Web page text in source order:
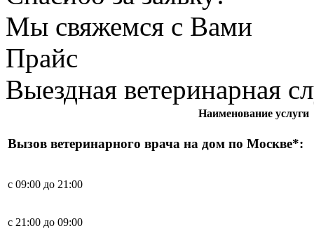
Мы свяжемся с Вами
Прайс
Выездная ветеринарная
Наименование услуги
Вызов ветеринарного врача на дом по Москве*:
с 09:00 до 21:00
с 21:00 до 09:00